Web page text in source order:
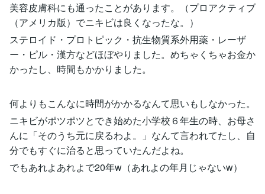
美容皮膚科にも通ったことがあります。（プロアクティブ
（アメリカ版）でニキビは良くなったな。）
ステロイド・プロトピック・抗生物質系外用薬・レーザ
ー・ピル・漢方などほぼやりました。めちゃくちゃお金か
かったし、時間もかかりました。
何よりもこんなに時間がかかるなんて思いもしなかった。
ニキビがポツポツとでき始めた小学校６年生の時、お母さ
んに「そのうち元に戻るわよ。」なんて言われてたし、自
分でもすぐに治ると思っていたんだよね。
でもあれよあれよで20年w（あれよの年月じゃないw）